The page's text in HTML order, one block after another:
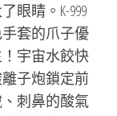
眼睛。K-999
套的爪子優
宇宙水餃快
子炮鎖定前
刺鼻的酸氣